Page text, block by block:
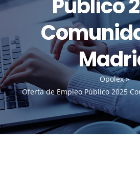
Público
Opolex»
Oferta de Empleo Público 2025